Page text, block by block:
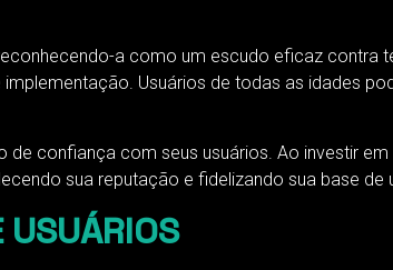
a como um escudo eficaz contra
Usuários de todas as idades
confiança com seus usuários. Ao investir
sua reputação e fidelizando sua base de